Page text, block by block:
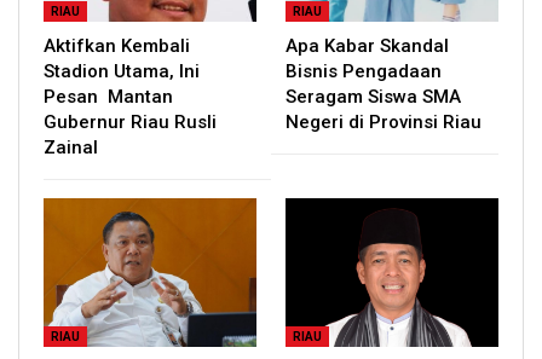
RIAU
Aktifkan Kembali
Stadion Utama, Ini
Pesan Mantan
Gubernur Riau Rusli
Zainal
RIAU
Apa Kabar Skandal
Bisnis Pengadaan
Seragam Siswa SMA
Negeri di Provinsi Riau
RIAU RIAU